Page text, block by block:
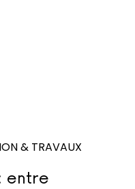
& TRAVAUX
entre